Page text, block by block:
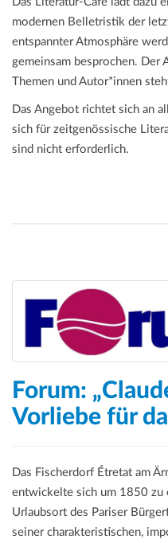
modernen Belletristik der
entspannter Atmosphäre
gemeinsam besprochen. Der
Themen und Autor*innen
Das Angebot richtet sich an
sich für zeitgenössische
sind nicht erforderlich.
Forum:
Vorliebe für
Das Fischerdorf Étretat am
entwickelte sich um 1850 zu
Urlaubsort des Pariser
seiner charakteristischen,